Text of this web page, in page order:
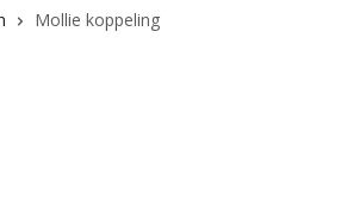
Mollie koppeling